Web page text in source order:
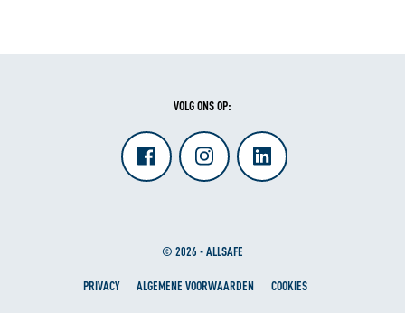
VOLG ONS OP:
© 2026 - ALLSAFE
PRIVACY ALGEMENE VOORWAARDEN COOKIES